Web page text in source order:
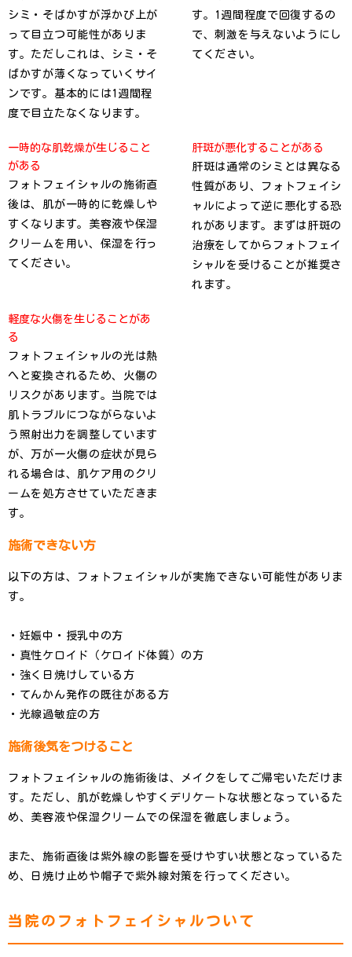
シミ・そばかすが浮かび上が
って目立つ可能性がありま
す。ただしこれは、シミ・そ
ばかすが薄くなっていくサイ
ンです。基本的には1週間程
度で目立たなくなります。
す。1週間程度で回復するの
で、刺激を与えないようにし
てください。
一時的な肌乾燥が生じること
がある
フォトフェイシャルの施術直
後は、肌が一時的に乾燥しや
すくなります。美容液や保湿
クリームを用い、保湿を行っ
てください。
肝斑が悪化することがある
肝斑は通常のシミとは異なる
性質があり、フォトフェイシ
ャルによって逆に悪化する恐
れがあります。まずは肝斑の
治療をしてからフォトフェイ
シャルを受けることが推奨さ
れます。
軽度な火傷を生じることがあ
る
フォトフェイシャルの光は熱
へと変換されるため、火傷の
リスクがあります。当院では
肌トラブルにつながらないよ
う照射出力を調整しています
が、万が一火傷の症状が見ら
れる場合は、肌ケア用のクリ
ームを処方させていただきま
す。
施術できない方
以下の方は、フォトフェイシャルが実施できない可能性がありま
す。
・妊娠中・授乳中の方
・真性ケロイド（ケロイド体質）の方
・強く日焼けしている方
・てんかん発作の既往がある方
・光線過敏症の方
施術後気をつけること
フォトフェイシャルの施術後は、メイクをしてご帰宅いただけま
す。ただし、肌が乾燥しやすくデリケートな状態となっているた
め、美容液や保湿クリームでの保湿を徹底しましょう。
また、施術直後は紫外線の影響を受けやすい状態となっているた
め、日焼け止めや帽子で紫外線対策を行ってください。
当院のフォトフェイシャルついて